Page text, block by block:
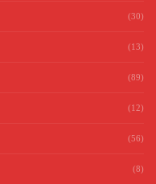
(30)
(13)
(89)
(12)
(56)
(8)